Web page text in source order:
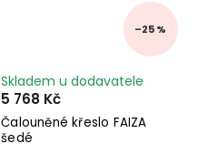
–25 %
Čalouněné křeslo FAIZA
šedé
Skladem u dodavatele
5 768 Kč